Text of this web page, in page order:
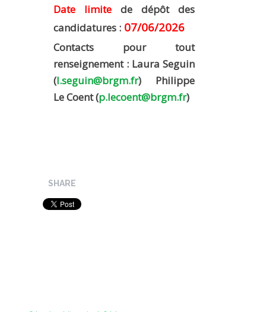
Date limite de dépôt des
candidatures : 07/06/2026
Contacts pour tout
renseignement : Laura Seguin
(l.seguin@brgm.fr) Philippe
Le Coent (p.lecoent@brgm.fr)
SHARE